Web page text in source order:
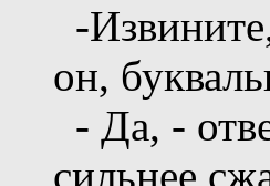
-
он,
- Да, -
сильнее